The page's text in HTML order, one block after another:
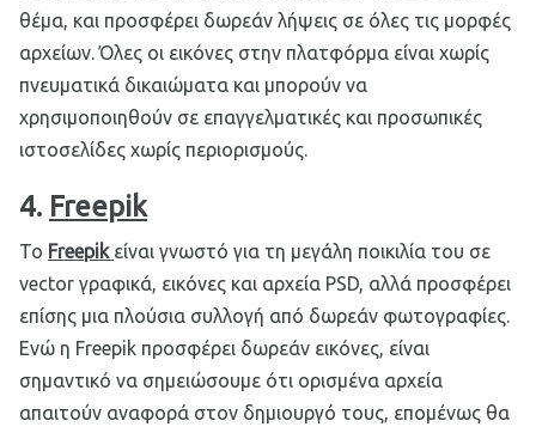
θέμα, και προσφέρει δωρεάν λήψεις σε όλες τις μορφές
αρχείων. Όλες οι εικόνες στην πλατφόρμα είναι χωρίς
πνευματικά δικαιώματα και μπορούν να
χρησιμοποιηθούν σε επαγγελματικές και προσωπικές
ιστοσελίδες χωρίς περιορισμούς.
4. Freepik
Το Freepik είναι γνωστό για τη μεγάλη ποικιλία του σε
vector γραφικά, εικόνες και αρχεία PSD, αλλά προσφέρει
επίσης μια πλούσια συλλογή από δωρεάν φωτογραφίες.
Ενώ η Freepik προσφέρει δωρεάν εικόνες, είναι
σημαντικό να σημειώσουμε ότι ορισμένα αρχεία
απαιτούν αναφορά στον δημιουργό τους, επομένως θα